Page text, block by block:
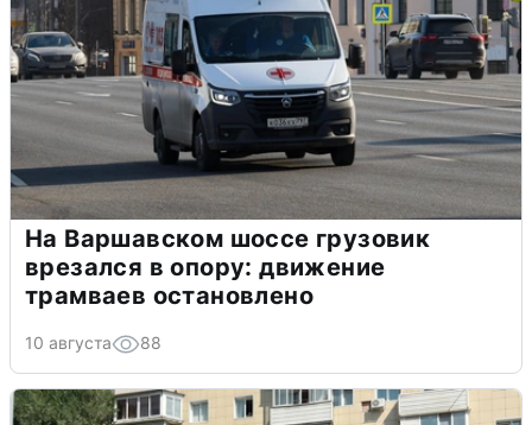
На Варшавском шоссе грузовик
врезался в опору: движение
трамваев остановлено
10 августа 88